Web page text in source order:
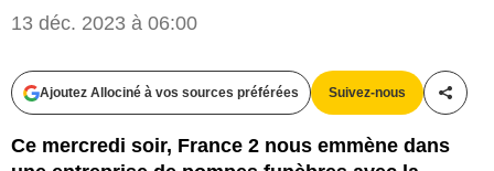
13 déc. 2023 à 06:00
Ajoutez Allociné à vos sources préférées Suivez-nous
Ce mercredi soir, France 2 nous emmène dans